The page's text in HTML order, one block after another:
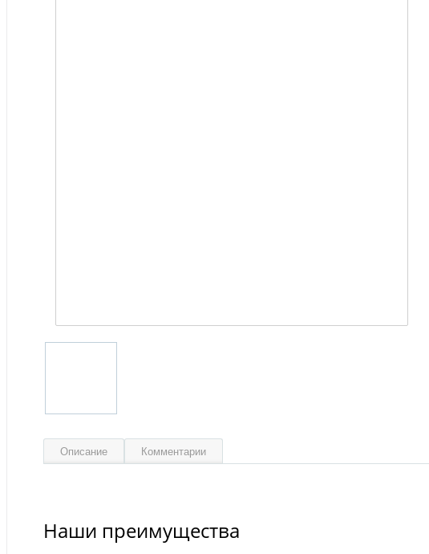
Описание Комментарии
Наши преимущества